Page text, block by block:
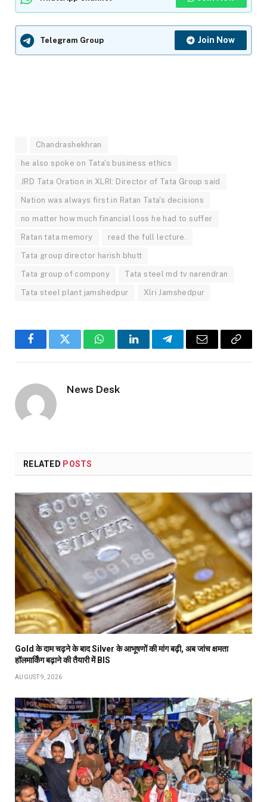
Telegram Group Join Now
Chandrashekhran
he also spoke on Tata's business ethics
JRD Tata Oration in XLRI: Director of Tata Group said
Nation was always first in Ratan Tata's decisions
no matter how much financial loss he had to suffer
Ratan tata memory read the full lecture.
Tata group director harish bhutt
Tata group of compony Tata steel md tv narendran
Tata steel plant jamshedpur Xlri Jamshedpur
FacebookTwitter WhatsAppLinkedInTelegramEmail
Copy
News Desk
RELATED POSTS
Gold के दाम चढ़ने के बाद Silver के आभूषणों की मांग बढ़ी, अब जांच क्षमता
हॉलमार्किंग बढ़ाने की तैयारी में BIS
AUGUST 9, 2026